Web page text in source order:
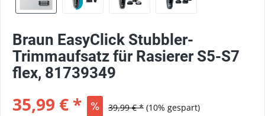
Braun EasyClick Stubbler-
Trimmaufsatz für Rasierer S5-S7
flex, 81739349
35,99 € * 39,99 € * (10% gespart)